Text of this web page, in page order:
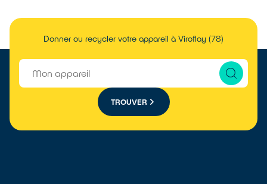
Donner ou recycler votre appareil à Viroflay (78)
TROUVER